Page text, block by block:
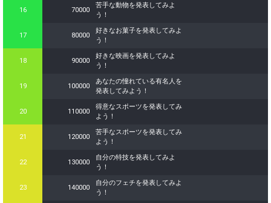
16 70000
苦手な動物を発表してみよ
う！
17 80000
好きなお菓子を発表してみよ
う！
18 90000
好きな映画を発表してみよ
う！
19 100000
あなたの憧れている有名人を
発表してみよう！
20 110000
得意なスポーツを発表してみ
よう！
21 120000
苦手なスポーツを発表してみ
よう！
22 130000
自分の特技を発表してみよ
う！
23 140000
自分のフェチを発表してみよ
う！